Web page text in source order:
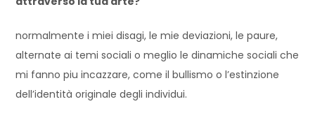
normalmente i miei disagi, le mie deviazioni, le paure,
alternate ai temi sociali o meglio le dinamiche sociali che
mi fanno piu incazzare, come il bullismo o l’estinzione
dell’identità originale degli individui.